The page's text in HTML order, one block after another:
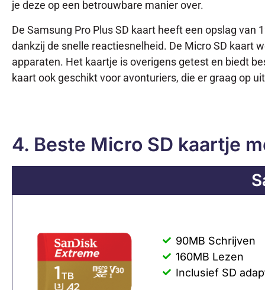
je deze op een betrouwbare manier over.
De Samsung Pro Plus SD kaart heeft een opslag
dankzij de snelle reactiesnelheid. De Micro SD kaart
apparaten. Het kaartje is overigens getest en biedt
kaart ook geschikt voor avonturiers, die er graag op
4. Beste Micro SD kaartje
90MB Schrijven
160MB Lezen
Inclusief SD